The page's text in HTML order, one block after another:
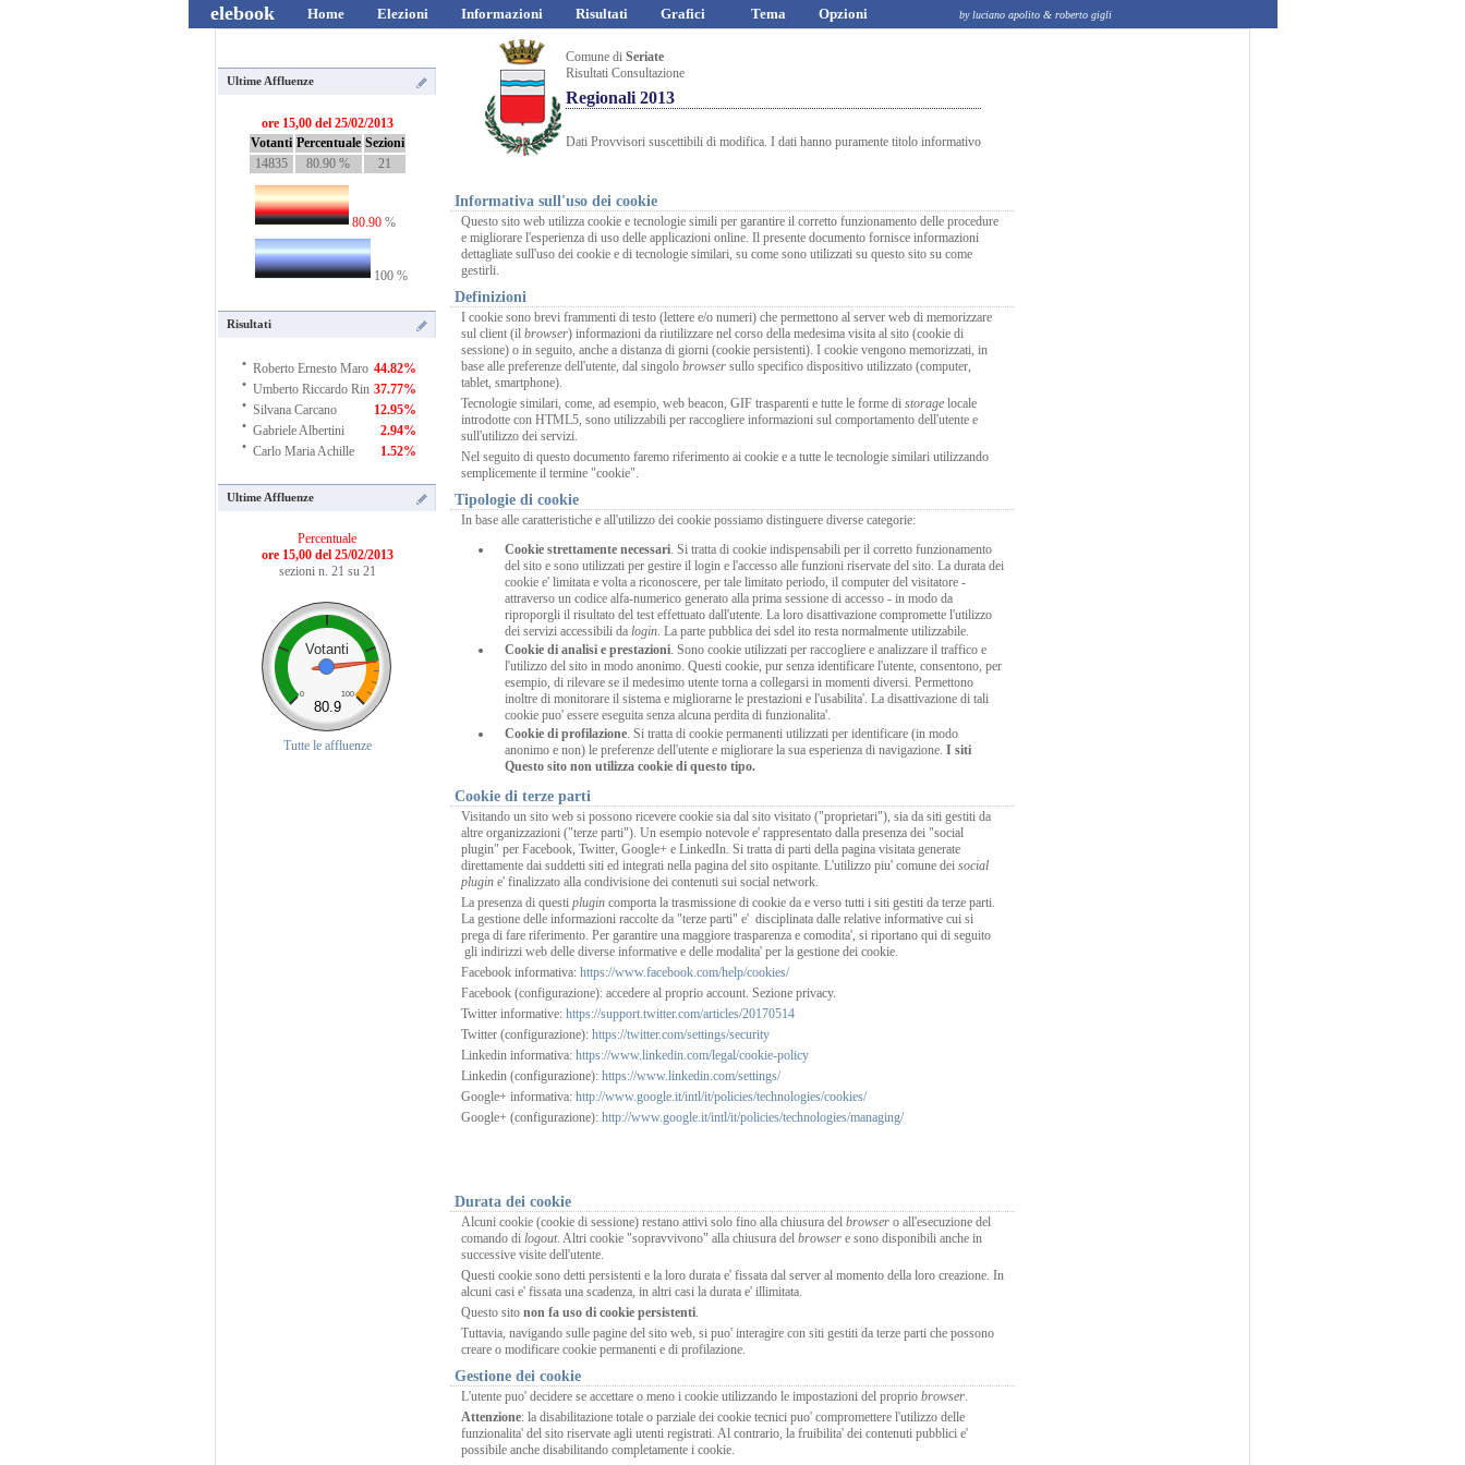
elebook Home Elezioni Informazioni Risultati Grafici Tema Opzioni by luciano apolito & roberto gigli
Ultime Affluenze
ore 15,00 del 25/02/2013
Votanti Percentuale Sezioni
14835
80.90 % 21
80.90 %
100 %
Risultati
· Roberto Ernesto Maro 44.82%
· Umberto Riccardo Rin 37.77%
· Silvana Carcano 12.95%
· Gabriele Albertini 2.94%
· Carlo Maria Achille 1.52%
Ultime Affluenze
Percentuale
ore 15,00 del 25/02/2013
sezioni n. 21 su 21
Votanti
0 100
80.9
Tutte le affluenze
Comune di Seriate
Risultati Consultazione
Regionali 2013
Dati Provvisori suscettibili di modifica. I dati hanno puramente titolo informativo
Informativa sull'uso dei cookie
Questo sito web utilizza cookie e tecnologie simili per garantire il corretto funzionamento delle procedure
e migliorare l'esperienza di uso delle applicazioni online. Il presente documento fornisce informazioni
dettagliate sull'uso dei cookie e di tecnologie similari, su come sono utilizzati su questo sito su come
gestirli.
Definizioni
I cookie sono brevi frammenti di testo (lettere e/o numeri) che permettono al server web di memorizzare
sul client (il browser) informazioni da riutilizzare nel corso della medesima visita al sito (cookie di
sessione) o in seguito, anche a distanza di giorni (cookie persistenti). I cookie vengono memorizzati, in
base alle preferenze dell'utente, dal singolo browser sullo specifico dispositivo utilizzato (computer,
tablet, smartphone).
Tecnologie similari, come, ad esempio, web beacon, GIF trasparenti e tutte le forme di storage locale
introdotte con HTML5, sono utilizzabili per raccogliere informazioni sul comportamento dell'utente e
sull'utilizzo dei servizi.
Nel seguito di questo documento faremo riferimento ai cookie e a tutte le tecnologie similari utilizzando
semplicemente il termine "cookie".
Tipologie di cookie
In base alle caratteristiche e all'utilizzo dei cookie possiamo distinguere diverse categorie:
Cookie strettamente necessari. Si tratta di cookie indispensabili per il corretto funzionamento
del sito e sono utilizzati per gestire il login e l'accesso alle funzioni riservate del sito. La durata dei
cookie e' limitata e volta a riconoscere, per tale limitato periodo, il computer del visitatore -
attraverso un codice alfa-numerico generato alla prima sessione di accesso - in modo da
riproporgli il risultato del test effettuato dall'utente. La loro disattivazione compromette l'utilizzo
dei servizi accessibili da login. La parte pubblica dei sdel ito resta normalmente utilizzabile.
Cookie di analisi e prestazioni. Sono cookie utilizzati per raccogliere e analizzare il traffico e
l'utilizzo del sito in modo anonimo. Questi cookie, pur senza identificare l'utente, consentono, per
esempio, di rilevare se il medesimo utente torna a collegarsi in momenti diversi. Permettono
inoltre di monitorare il sistema e migliorarne le prestazioni e l'usabilita'. La disattivazione di tali
cookie puo' essere eseguita senza alcuna perdita di funzionalita'.
Cookie di profilazione. Si tratta di cookie permanenti utilizzati per identificare (in modo
anonimo e non) le preferenze dell'utente e migliorare la sua esperienza di navigazione. I siti
Questo sito non utilizza cookie di questo tipo.
Cookie di terze parti
Visitando un sito web si possono ricevere cookie sia dal sito visitato ("proprietari"), sia da siti gestiti da
altre organizzazioni ("terze parti"). Un esempio notevole e' rappresentato dalla presenza dei "social
plugin" per Facebook, Twitter, Google+ e LinkedIn. Si tratta di parti della pagina visitata generate
direttamente dai suddetti siti ed integrati nella pagina del sito ospitante. L'utilizzo piu' comune dei social
plugin e' finalizzato alla condivisione dei contenuti sui social network.
La presenza di questi plugin comporta la trasmissione di cookie da e verso tutti i siti gestiti da terze parti.
La gestione delle informazioni raccolte da "terze parti" e' disciplinata dalle relative informative cui si
prega di fare riferimento. Per garantire una maggiore trasparenza e comodita', si riportano qui di seguito
gli indirizzi web delle diverse informative e delle modalita' per la gestione dei cookie.
Facebook informativa: https://www.facebook.com/help/cookies/
Facebook (configurazione): accedere al proprio account. Sezione privacy.
Twitter informative: https://support.twitter.com/articles/20170514
Twitter (configurazione): https://twitter.com/settings/security
Linkedin informativa: https://www.linkedin.com/legal/cookie-policy
Linkedin (configurazione): https://www.linkedin.com/settings/
Google+ informativa: http://www.google.it/intl/it/policies/technologies/cookies/
Google+ (configurazione): http://www.google.it/intl/it/policies/technologies/managing/
Durata dei cookie
Alcuni cookie (cookie di sessione) restano attivi solo fino alla chiusura del browser o all'esecuzione del
comando di logout. Altri cookie "sopravvivono" alla chiusura del browser e sono disponibili anche in
successive visite dell'utente.
Questi cookie sono detti persistenti e la loro durata e' fissata dal server al momento della loro creazione. In
alcuni casi e' fissata una scadenza, in altri casi la durata e' illimitata.
Questo sito non fa uso di cookie persistenti.
Tuttavia, navigando sulle pagine del sito web, si puo' interagire con siti gestiti da terze parti che possono
creare o modificare cookie permanenti e di profilazione.
Gestione dei cookie
L'utente puo' decidere se accettare o meno i cookie utilizzando le impostazioni del proprio browser.
Attenzione: la disabilitazione totale o parziale dei cookie tecnici puo' compromettere l'utilizzo delle
funzionalita' del sito riservate agli utenti registrati. Al contrario, la fruibilita' dei contenuti pubblici e'
possibile anche disabilitando completamente i cookie.